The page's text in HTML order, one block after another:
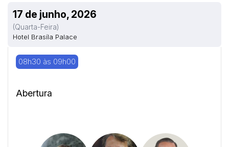
17 de junho, 2026
(quarta-Feira)
Hotel Brasíla Palace
08h30 às 09h00
Abertura